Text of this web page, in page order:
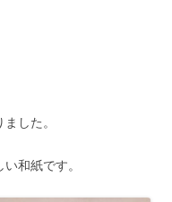
した。
和紙です。